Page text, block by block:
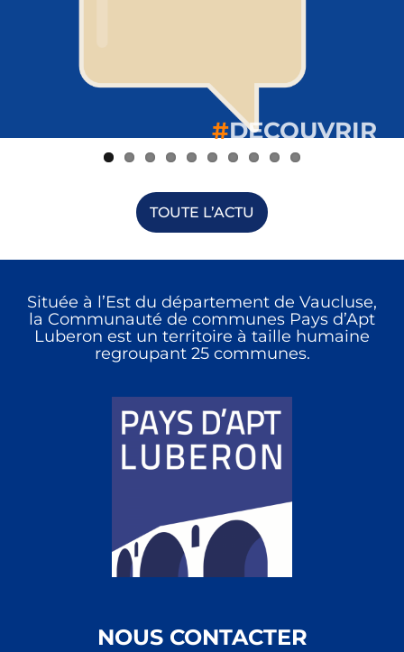
#DECOUVRIR
#DECOUVRIR
#DECOUVRIR
#DECOUVRIR
#DECOUVRIR
#DECOUVRIR
#DECOUVRIR
#DECOUVRIR
#DECOUVRIR
#DECOUVRIR
TOUTE L’ACTU
Située à l’Est du département de Vaucluse,
la Communauté de communes Pays d’Apt
Luberon est un territoire à taille humaine
regroupant 25 communes.
NOUS CONTACTER